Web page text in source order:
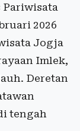
2026
Jogja
Imlek,
Deretan
tengah